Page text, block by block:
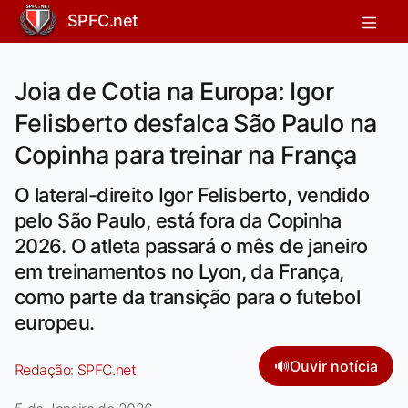
SPFC.net
Joia de Cotia na Europa: Igor
Felisberto desfalca São Paulo na
Copinha para treinar na França
O lateral-direito Igor Felisberto, vendido
pelo São Paulo, está fora da Copinha
2026. O atleta passará o mês de janeiro
em treinamentos no Lyon, da França,
como parte da transição para o futebol
europeu.
Redação: SPFC.net 🔊Ouvir notícia